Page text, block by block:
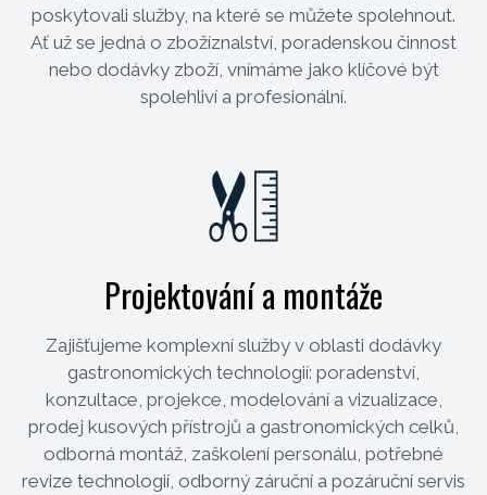
poskytovali služby, na které se můžete spolehnout.
Ať už se jedná o zbožíznalství, poradenskou činnost
nebo dodávky zboží, vnímáme jako klíčové být
spolehliví a profesionální.
Projektování a montáže
Zajišťujeme komplexní služby v oblasti dodávky
gastronomických technologií: poradenství,
konzultace, projekce, modelování a vizualizace,
prodej kusových přístrojů a gastronomických celků,
odborná montáž, zaškolení personálu, potřebné
revize technologií, odborný záruční a pozáruční servis